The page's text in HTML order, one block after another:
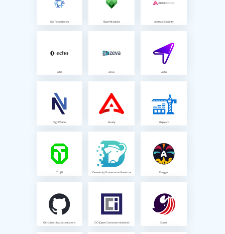
Nix Repositories Bazel Modules Abstract Security
Echo Zeva Akto
NightVision Akuity Shipyard
TrojAI Develocity Provenance Governor Dagger
GitHub Artifact Attestations OCI (Open Container Initiative) Sonar